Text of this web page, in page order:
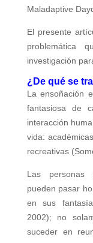
Maladaptive
El presente
problemática
investigación
¿De qué se
La ensoñación
fantasiosa de
interacción
vida:
recreativas
Las personas
pueden pasar
en sus
2002); no
suceder en